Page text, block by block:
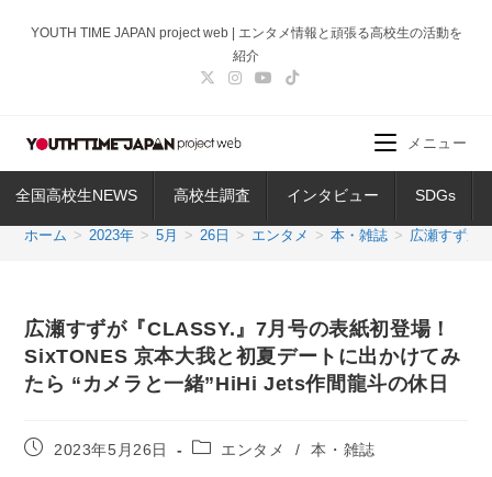
ス
ッ
YOUTH TIME JAPAN project web | エンタメ情報と頑張る高校生の活動を
紹介
全国高校生NEWS 高校生調査 インタビュー SDGs
メニュー
ホーム > 2023年 > 5月 > 26日 > エンタメ > 本・雑誌 > 広瀬すずが
広瀬すずが『CLASSY.』7月号の表紙初登場！
SixTONES 京本大我と初夏デートに出かけてみ
たら “カメラと一緒”HiHi Jets作間龍斗の休日
投
2023年5月26日
投
エンタメ / 本・雑誌